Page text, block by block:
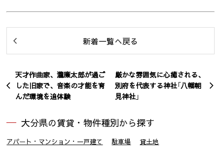
新着一覧へ戻る
天才作曲家、瀧廉太郎が過ご
した旧家で、音楽の才能を育
んだ環境を追体験
厳かな雰囲気に心癒される、
別府を代表する神社「八幡朝
見神社」
大分県の賃貸・物件種別から探す
アパート・マンション・一戸建て 駐車場
貸土地